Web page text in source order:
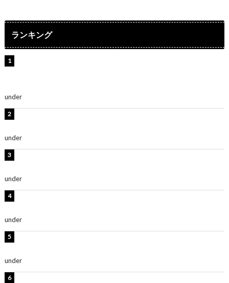
ランキング
under
under
under
under
under